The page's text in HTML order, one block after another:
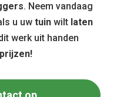
. Neem vandaag
u uw tuinwilt laten
werk uit handen